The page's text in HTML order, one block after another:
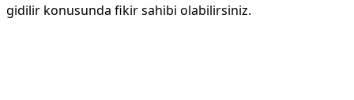
gidilir konusunda fikir sahibi olabilirsiniz.